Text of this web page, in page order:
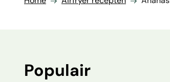
Populair